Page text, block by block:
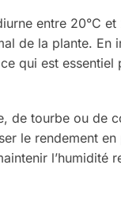
entre 20°C et
de la plante. En
qui est
de tourbe ou de
le rendement
l’humidité